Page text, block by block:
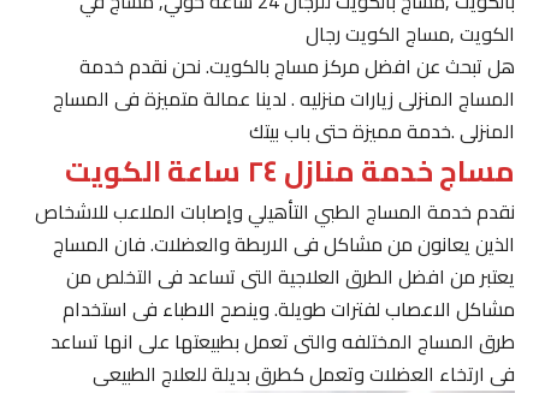
الكويت ,مساج الكويت رجال
هل تبحث عن افضل مركز مساج بالكويت. نحن نقدم خدمة
المساج المنزلى زيارات منزليه . لدينا عمالة متميزة فى المساج
المنزلى .خدمة مميزة حتى باب بيتك
مساج خدمة منازل ٢٤ ساعة الكويت
نقدم خدمة المساج الطبي التأهيلي وإصابات الملاعب للاشخاص
الذين يعانون من مشاكل فى الاربطة والعضلات. فان المساج
يعتبر من افضل الطرق العلاجية التى تساعد فى التخلص من
مشاكل الاعصاب لفترات طويلة. وينصح الاطباء فى استخدام
طرق المساج المختلفه والتى تعمل بطبيعتها على انها تساعد
فى ارتخاء العضلات وتعمل كطرق بديلة للعلاج الطبيعى